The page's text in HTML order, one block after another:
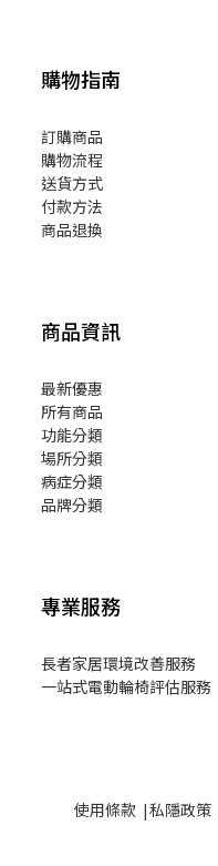
購物指南
訂購商品
購物流程
送貨方式
付款方法
商品退換
商品資訊
最新優惠
所有商品
功能分類
場所分類
病症分類
品牌分類
專業服務
長者家居環境改善服務
一站式電動輪椅評估服務
使用條款 |私隱政策